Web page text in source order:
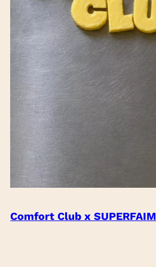
Comfort Club x SUPERFAIM